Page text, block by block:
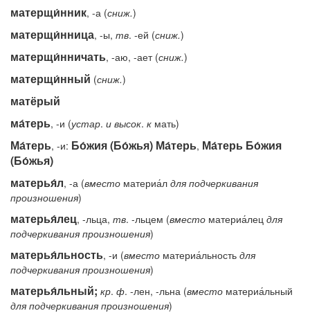
матерщи́нник, -а (сниж.)
матерщи́нница, -ы, тв. -ей (сниж.)
матерщи́нничать, -аю, -ает (сниж.)
матерщи́нный (сниж.)
матёрый
ма́терь, -и (устар. и высок. к мать)
Ма́терь, -и: Бо́жия (Бо́жья) Ма́терь, Ма́терь Бо́жия
(Бо́жья)
матерья́л, -а (вместо материа́л для подчеркивания
произношения)
матерья́лец, -льца, тв. -льцем (вместо материа́лец для
подчеркивания произношения)
матерья́льность, -и (вместо материа́льность для
подчеркивания произношения)
матерья́льный; кр. ф. -лен, -льна (вместо материа́льный
для подчеркивания произношения)